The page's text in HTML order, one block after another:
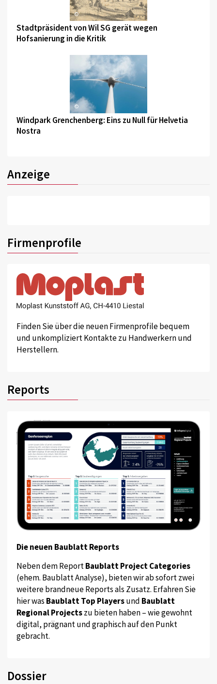
©
Stadtpräsident von Wil SG gerät wegen
Hofsanierung in die Kritik
©
Windpark Grenchenberg: Eins zu Null für Helvetia
Nostra
Anzeige
Firmenprofile
Finden Sie über die neuen Firmenprofile bequem
und unkompliziert Kontakte zu Handwerkern und
Herstellern.
Reports
Die neuen Baublatt Reports
Neben dem ReportBaublatt Project Categories
(ehem. Baublatt Analyse), bieten wir ab sofort zwei
weitere brandneue Reports als Zusatz. Erfahren Sie
hier was Baublatt Top Playersund Baublatt
Regional Projectszu bieten haben – wie gewohnt
digital, prägnant und graphisch auf den Punkt
gebracht.
Dossier